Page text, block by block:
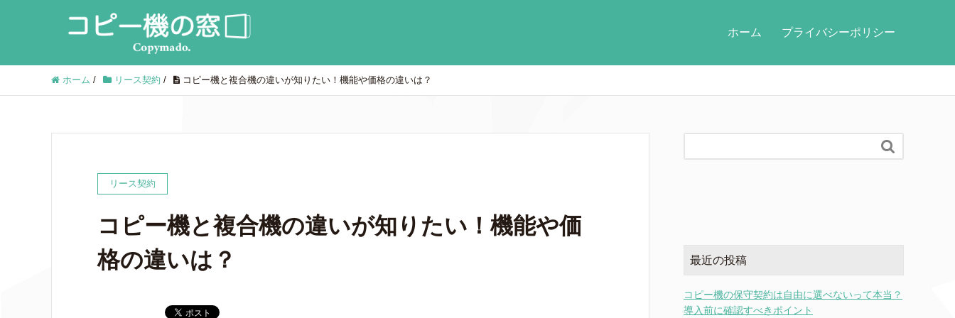
ホーム プライバシーポリシー
ホーム / リース契約 / コピー機と複合機の違いが知りたい！機能や価格の違いは？
リース契約
コピー機と複合機の違いが知りたい！機能や価
格の違いは？

最近の投稿
コピー機の保守契約は自由に選べないって本当？
導入前に確認すべきポイント